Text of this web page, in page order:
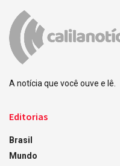
A notícia que você ouve e lê.
Editorias
Brasil
Mundo